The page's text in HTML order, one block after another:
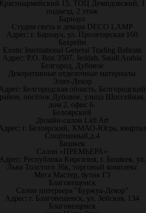
15, ТОЦ Демидовский, 1
подъезд, 2 этаж
Барнаул
Студия света и декора DECO LAMP
Адрес: г. Барнаул, ул. Пролетарская 160
Бахрейн
Exotic International General Trading Bahrain
Адрес: P.O. Box 3507, Jeddah, Saudi Arabia
Белгород, Дубовое
Декоративные отделочные материалы
Элит-Декор
Белгородская область, Белгородский
посёлок Дубовое, улица Шоссейная,
дом 2, офис 6.
Белоярский
Дизайн-салон Lidi Art
г. Белоярский, ХМАО-Югра, квартал
Спортивный,д.4
Бишкек
Салон «ПРЕМЬЕРА»
Республика Киргизия, г. Бишкек, ул.
Льва Толстого 36к, торговый комплекс
Мега Мастер, бутик Г3
Благовещенск
Салон интерьера "Буржуа-Декор"
Адрес: г. Благовещенск, ул. Зейская, 134
Благовещенск